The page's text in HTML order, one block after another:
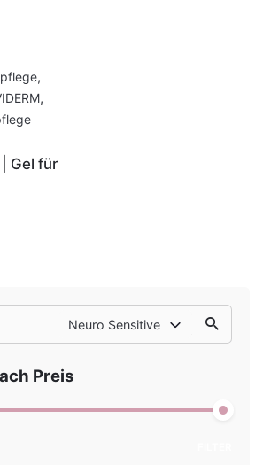
Neuro Sensitive
Preis
,
,
Gel für